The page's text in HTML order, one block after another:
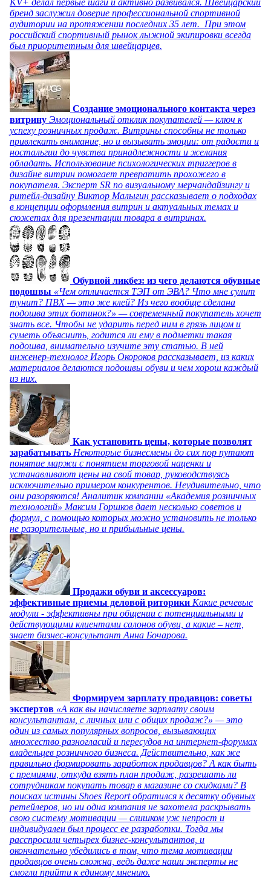
KV+ делал первые шаги и активно развивался. Швейцарский
бренд заслужил доверие профессиональной спортивной
аудитории на протяжении последних 35 лет. При этом
российский спортивный рынок лыжной экипировки всегда
был приоритетным для швейцарцев.
Создание эмоционального контакта через
витрину Эмоциональный отклик покупателей — ключ к
успеху розничных продаж. Витрины способны не только
привлекать внимание, но и вызывать эмоции: от радости и
ностальгии до чувства принадлежности и желания
обладать. Использование психологических триггеров в
дизайне витрин помогает превратить прохожего в
покупателя. Эксперт SR по визуальному мерчандайзингу и
ритейл-дизайну Виктор Малыгин рассказывает о подходах
в концепции оформления витрин и актуальных темах и
сюжетах для презентации товара в витринах.
Обувной ликбез: из чего делаются обувные
подошвы «Чем отличается ТЭП от ЭВА? Что мне сулит
тунит? ПВХ — это же клей? Из чего вообще сделана
подошва этих ботинок?» — современный покупатель хочет
знать все. Чтобы не ударить перед ним в грязь лицом и
суметь объяснить, годится ли ему в подметки такая
подошва, внимательно изучите эту статью. В ней
инженер-технолог Игорь Окороков рассказывает, из каких
материалов делаются подошвы обуви и чем хорош каждый
из них.
Как установить цены, которые позволят
зарабатывать Некоторые бизнесмены до сих пор путают
понятие маржи с понятием торговой наценки и
устанавливают цены на свой товар, руководствуясь
исключительно примером конкурентов. Неудивительно, что
они разоряются! Аналитик компании «Академия розничных
технологий» Максим Горшков дает несколько советов и
формул, с помощью которых можно установить не только
не разорительные, но и прибыльные цены.
Продажи обуви и аксессуаров:
эффективные приемы деловой риторики Какие речевые
модули - эффективны при общении с потенциальными и
действующими клиентами салонов обуви, а какие – нет,
знает бизнес-консультант Анна Бочарова.
Формируем зарплату продавцов: советы
экспертов «А как вы начисляете зарплату своим
консультантам, с личных или с общих продаж?» — это
один из самых популярных вопросов, вызывающих
множество разногласий и пересудов на интернет-форумах
владельцев розничного бизнеса. Действительно, как же
правильно формировать заработок продавцов? А как быть
с премиями, откуда взять план продаж, разрешать ли
сотрудникам покупать товар в магазине со скидками? В
поисках истины Shoes Report обратился к десятку обувных
ретейлеров, но ни одна компания не захотела раскрывать
свою систему мотивации — слишком уж непрост и
индивидуален был процесс ее разработки. Тогда мы
расспросили четырех бизнес-консультантов, и
окончательно убедились в том, что тема мотивации
продавцов очень сложна, ведь даже наши эксперты не
смогли прийти к единому мнению.